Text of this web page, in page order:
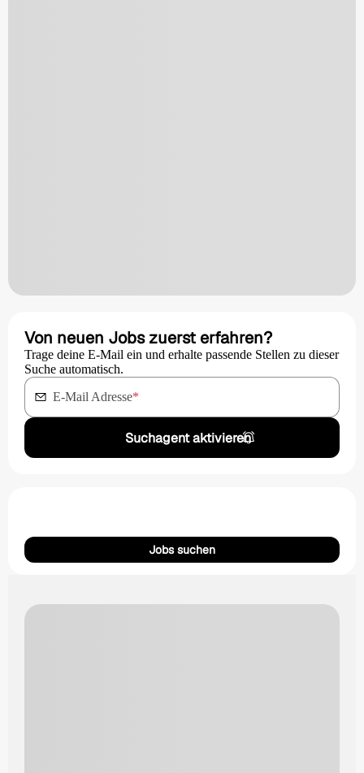
Von neuen Jobs zuerst erfahren?
Trage deine E-Mail ein und erhalte passende Stellen zu dieser
Suche automatisch.
E-Mail Adresse*
Suchagent aktivieren
Jobs suchen